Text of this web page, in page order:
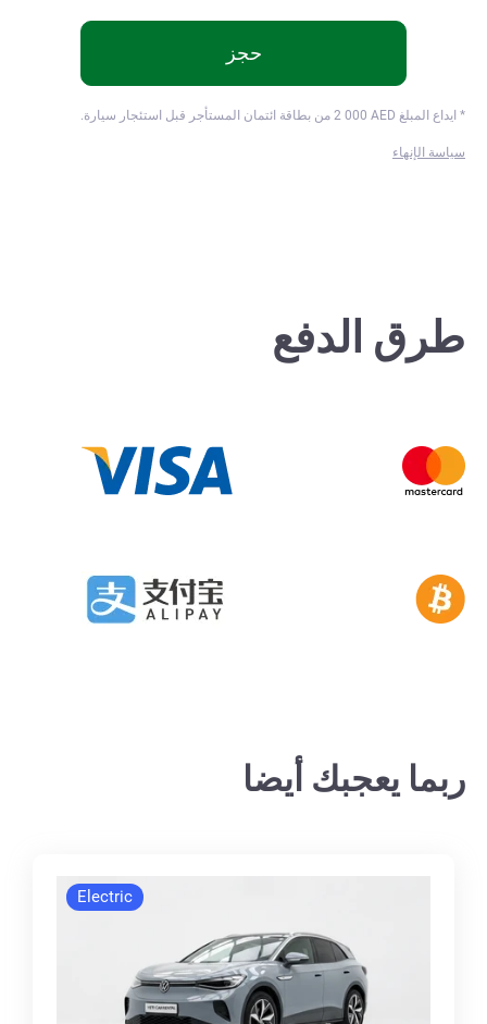
* ايداع المبلغ 2 000 AED من بطاقة ائتمان المستأجر قبل استئجار سيارة.
سياسة الإنهاء
حجز
طرق الدفع
ربما يعجبك أيضا
Electric